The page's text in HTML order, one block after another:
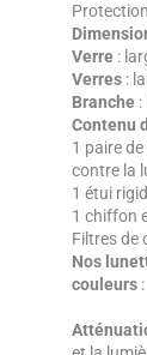
Verre :
Verres :
Branche
Contenu
1 paire
contre la
1 étui
1 chiffon
Filtres de
Nos
couleurs :